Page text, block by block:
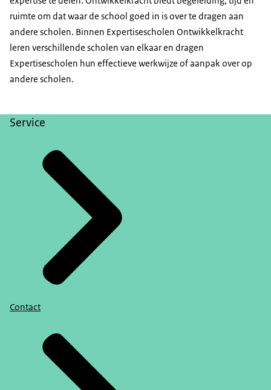
ruimte om dat waar de school goed in is over te dragen aan
andere scholen. Binnen Expertisescholen Ontwikkelkracht
leren verschillende scholen van elkaar en dragen
Expertisescholen hun effectieve werkwijze of aanpak over op
andere scholen.
Service
Contact